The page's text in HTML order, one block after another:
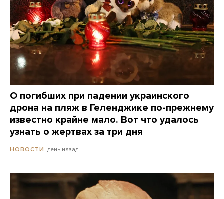
О погибших при падении украинского
дрона на пляж в Геленджике по-прежнему
известно крайне мало. Вот что удалось
узнать о жертвах за три дня
НОВОСТИ день назад